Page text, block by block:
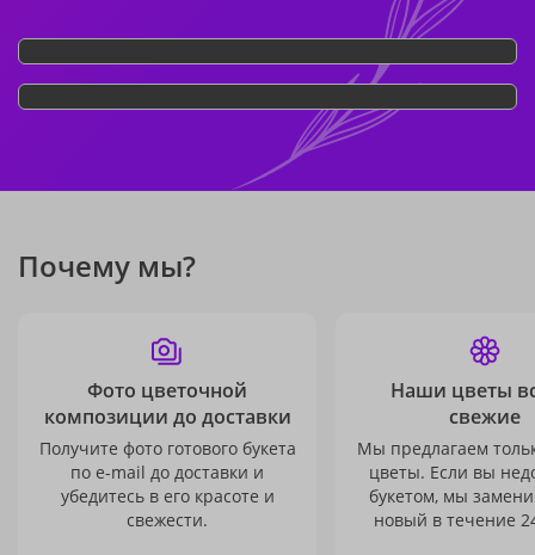
Почему мы?
Фото цветочной
композиции до доставки
Получите фото готового букета
по e-mail до доставки и
убедитесь в его красоте и
свежести.
Наши цветы
свежие
Мы предлагаем
цветы. Если вы
букетом, мы
новый в течение